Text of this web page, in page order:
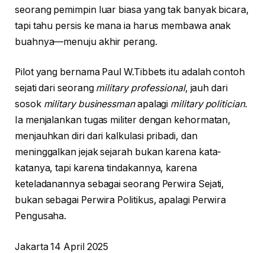
seorang pemimpin luar biasa yang tak banyak bicara,
tapi tahu persis ke mana ia harus membawa anak
buahnya—menuju akhir perang.
Pilot yang bernama Paul W.Tibbets itu adalah contoh
sejati dari seorang military professional, jauh dari
sosok military businessmanapalagi military politician.
Ia menjalankan tugas militer dengan kehormatan,
menjauhkan diri dari kalkulasi pribadi, dan
meninggalkan jejak sejarah bukan karena kata-
katanya, tapi karena tindakannya, karena
keteladanannya sebagai seorang Perwira Sejati,
bukan sebagai Perwira Politikus, apalagi Perwira
Pengusaha.
Jakarta 14 April 2025